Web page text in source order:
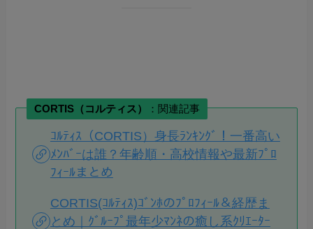
CORTIS（コルティス） ：関連記事
ｺﾙﾃｨｽ（CORTIS）身長ﾗﾝｷﾝｸﾞ！一番高い
ﾒﾝﾊﾞｰは誰？年齢順・高校情報や最新ﾌﾟﾛ
ﾌｨｰﾙまとめ
CORTIS(ｺﾙﾃｨｽ)ｺﾞﾝﾎのﾌﾟﾛﾌｨｰﾙ＆経歴ま
とめ｜ｸﾞﾙｰﾌﾟ最年少ﾏﾝﾈの癒し系ｸﾘｴｰﾀｰ